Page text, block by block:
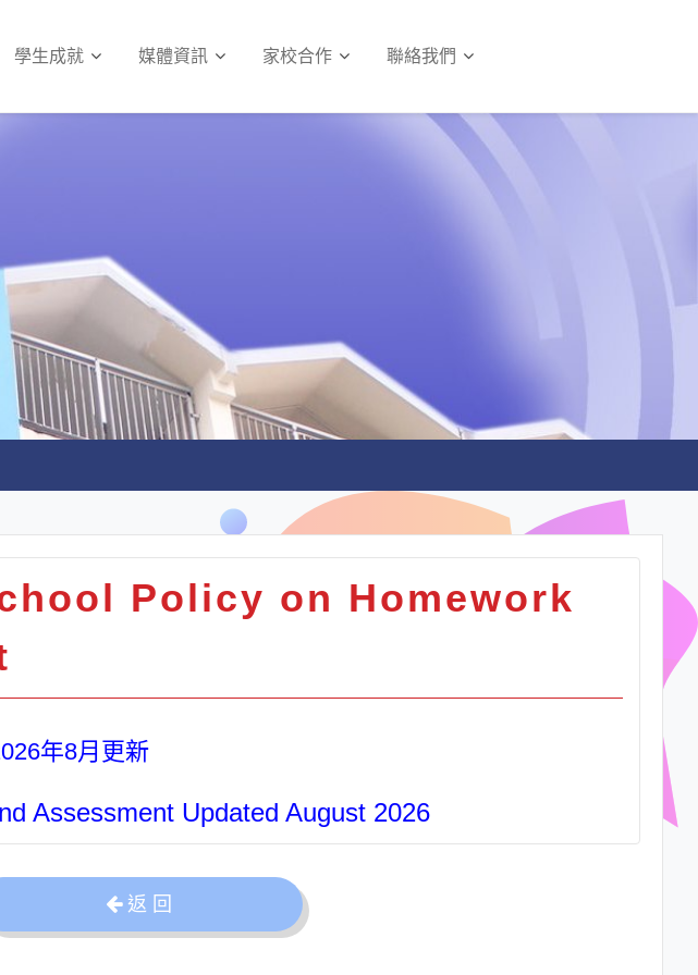
學生成就 媒體資訊 家校合作 聯絡我們
Policy on Homework
年8月更新
Assessment Updated August 2026
返 回